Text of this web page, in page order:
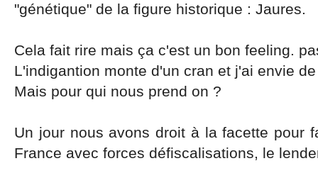
"génétique" de la figure historique : Jaures.
Cela fait rire mais ça c'est un bon feeling.
L'indigantion monte d'un cran et j'ai envie
Mais pour qui nous prend on ?
Un jour nous avons droit à la facette pour
France avec forces défiscalisations, le